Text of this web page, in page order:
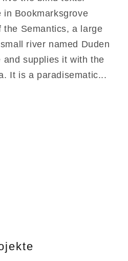
in Bookmarksgrove
the Semantics, a large
river named Duden
supplies it with the
It is a paradisematic...